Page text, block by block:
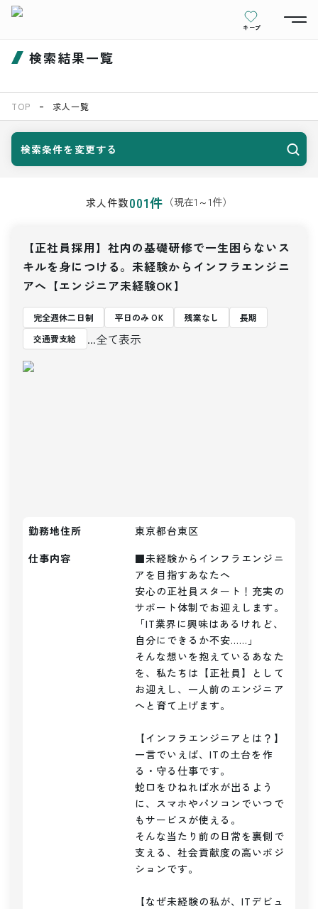
キープ
検索結果一覧
TOP 求人一覧
検索条件を変更する
求人件数001件 （現在1 ～1件）
【正社員採用】社内の基礎研修で一生困らないス
キルを身につける。未経験からインフラエンジニ
アへ【エンジニア未経験OK】
完全週休二日制 平日のみ OK 残業なし
長期
交通費支給
...全て表示
勤務地住所
東京都台東区
仕事内容
■未経験からインフラエンジニ
アを目指すあなたへ
安心の正社員スタート！充実の
サポート体制でお迎えします。
「IT業界に興味はあるけれど、
自分にできるか不安……」
そんな想いを抱えているあなた
を、私たちは【正社員】として
お迎えし、一人前のエンジニア
へと育て上げます。
【インフラエンジニアとは？】
一言でいえば、ITの土台を作
る・守る仕事です。
蛇口をひねれば水が出るよう
に、スマホやパソコンでいつで
もサービスが使える。
そんな当たり前の日常を裏側で
支える、社会貢献度の高いポジ
ションです。
【なぜ未経験の私が、ITデビュ